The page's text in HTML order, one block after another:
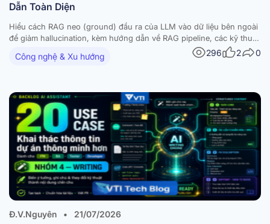
Dẫn Toàn Diện
Hiểu cách RAG neo (ground) đầu ra của LLM vào dữ liệu bên ngoài
để giảm hallucination, kèm hướng dẫn về RAG pipeline, các kỹ thuật
nâng cao và ứng dụng thực tế. Các mô hình ngôn ngữ lớn (large
language models – LLM) đã tạo ra những bước tiến…
Công nghệ & Xu hướng 296 2 0
Đ.V.Nguyên • 21/07/2026